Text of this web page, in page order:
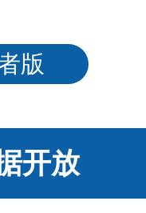
版
开放